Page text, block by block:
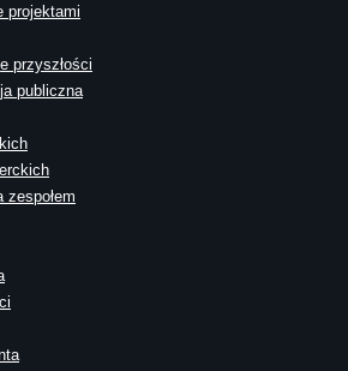
projektami
przyszłości
publiczna